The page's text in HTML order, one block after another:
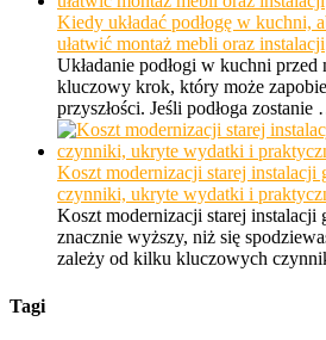
Kiedy układać podłogę w kuchni,
ułatwić montaż mebli oraz instalacji
Układanie podłogi w kuchni przed
kluczowy krok, który może
przyszłości. Jeśli podłoga zostanie
Koszt modernizacji starej instalacji
czynniki, ukryte wydatki i
Koszt modernizacji starej instalacji
znacznie wyższy, niż się
zależy od kilku kluczowych
Tagi